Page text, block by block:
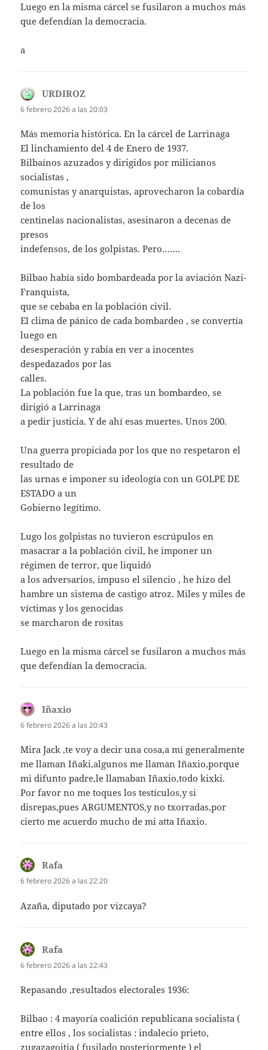
Luego en la misma cárcel se fusilaron a muchos más
que defendían la democracia.
a
URDIROZ
6 febrero 2026 a las 20:03
Más memoria histórica. En la cárcel de Larrinaga
El linchamiento del 4 de Enero de 1937.
Bilbaínos azuzados y dirigidos por milicianos
socialistas ,
comunistas y anarquistas, aprovecharon la cobardía
de los
centinelas nacionalistas, asesinaron a decenas de
presos
indefensos, de los golpistas. Pero…….
Bilbao había sido bombardeada por la aviación Nazi-
Franquista,
que se cebaba en la población civil.
El clima de pánico de cada bombardeo , se convertía
luego en
desesperación y rabia en ver a inocentes
despedazados por las
calles.
La población fue la que, tras un bombardeo, se
dirigió a Larrinaga
a pedir justicia. Y de ahí esas muertes. Unos 200.
Una guerra propiciada por los que no respetaron el
resultado de
las urnas e imponer su ideología con un GOLPE DE
ESTADO a un
Gobierno legítimo.
Lugo los golpistas no tuvieron escrúpulos en
masacrar a la población civil, he imponer un
régimen de terror, que liquidó
a los adversarios, impuso el silencio , he hizo del
hambre un sistema de castigo atroz. Miles y miles de
víctimas y los genocidas
se marcharon de rositas
Luego en la misma cárcel se fusilaron a muchos más
que defendían la democracia.
Iñaxio
6 febrero 2026 a las 20:43
Mira Jack ,te voy a decir una cosa,a mí generalmente
me llaman Iñaki,algunos me llaman Iñaxio,porque
mi difunto padre,le llamaban Iñaxio,todo kixki.
Por favor no me toques los testículos,y si
disrepas,pues ARGUMENTOS,y no txorradas,por
cierto me acuerdo mucho de mi atta Iñaxio.
Rafa
6 febrero 2026 a las 22:20
Azaña, diputado por vizcaya?
Rafa
6 febrero 2026 a las 22:43
Repasando ,resultados electorales 1936:
Bilbao : 4 mayoría coalición republicana socialista (
entre ellos , los socialistas : indalecio prieto,
zugazagoitia ( fusilado posteriormente ) el